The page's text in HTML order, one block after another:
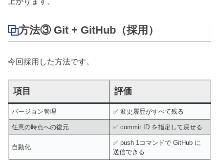
方法③ Git + GitHub（採用）
今回採用した方法です。
項目 評価
バージョン管理 ✅ 変更履歴がすべて残る
任意の時点への復元 ✅ commit ID を指定して戻せる
自動化
✅ push 1コマンドで GitHub に
送信できる